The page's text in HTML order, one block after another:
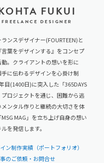
FUKUI
FREELANCE DESIGNER
ンスデザイナー(FOURTEEN)と
言葉をデザインする』をコンセプ
動。クライアントの想いを形に
手に伝わるデザインを心掛け制
目(1400日)に突入した「365DAYS
プロジェクトを通じ、困難から逃
メンタル作りと継続の大切さを体
MAG」を立ち上げ自身の想い
を発信します。
ン制作実績（ポートフォリオ）
のご依頼・お問合せ